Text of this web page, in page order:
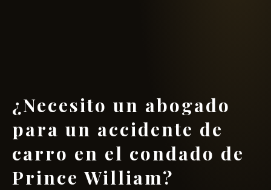
¿Necesito un abogado
para un accidente de
carro en el condado de
Prince William?